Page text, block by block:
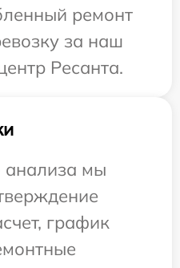
ремонт
за наш
Ресанта.
анализа мы
график